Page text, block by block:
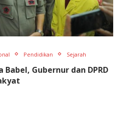
Pendidikan Sejarah
Gubernur dan DPRD